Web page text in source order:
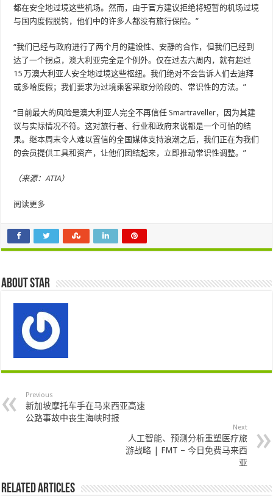
都在安全地过境这些机场。然而，由于官方建议拒绝将短暂的机场过境
与国内度假脱钩，他们中的许多人都没有旅行保险。”
“我们已经与政府进行了两个月的建设性、安静的合作，但我们已经到
达了一个拐点，澳大利亚完全是个例外。仅在过去六周内，就有超过
15 万澳大利亚人安全地过境这些枢纽。我们绝对不会告诉人们去迪拜
或多哈度假；我们要求为过境乘客采取分阶段的、常识性的方法。”
“目前最大的风险是澳大利亚人完全不再信任 Smartraveller，因为其建
议与实际情况不符。这对旅行者、行业和政府来说都是一个可怕的结
果。继本周末令人难以置信的全国媒体支持浪潮之后，我们正在为我们
的会员提供工具和资产，让他们团结起来，立即推动常识性调整。”
（来源：ATIA）
阅读更多
About star
Previous
新加坡摩托车手在马来西亚高速
公路事故中丧生海峡时报
Next
人工智能、预测分析重塑医疗旅
游战略 | FMT – 今日免费马来西
亚
Related Articles